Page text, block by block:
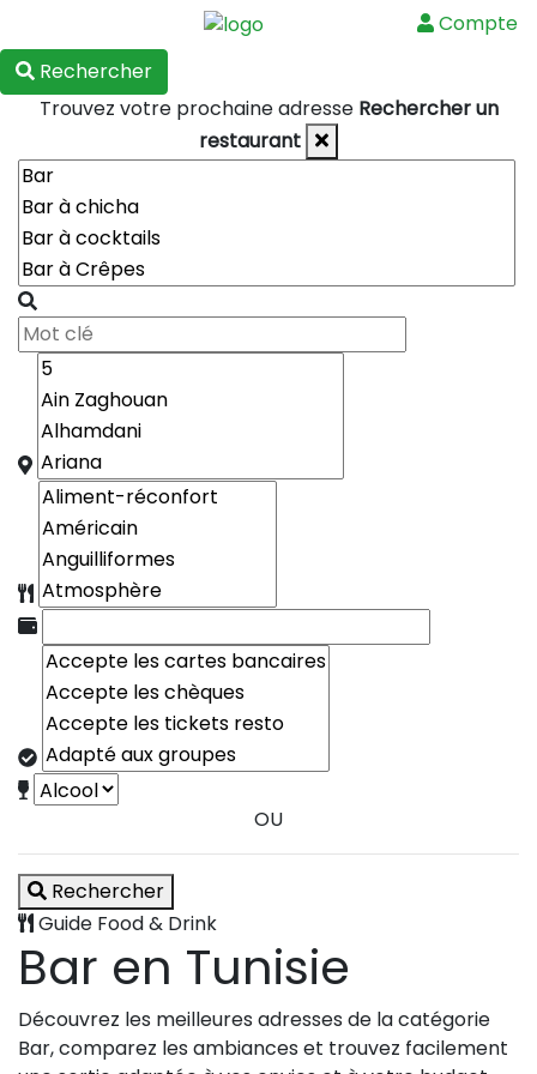
Compte
Rechercher
Trouvez votre prochaine adresse Rechercher un
restaurant
OU
Rechercher
Guide Food & Drink
Bar en Tunisie
Découvrez les meilleures adresses de la catégorie
Bar, comparez les ambiances et trouvez facilement